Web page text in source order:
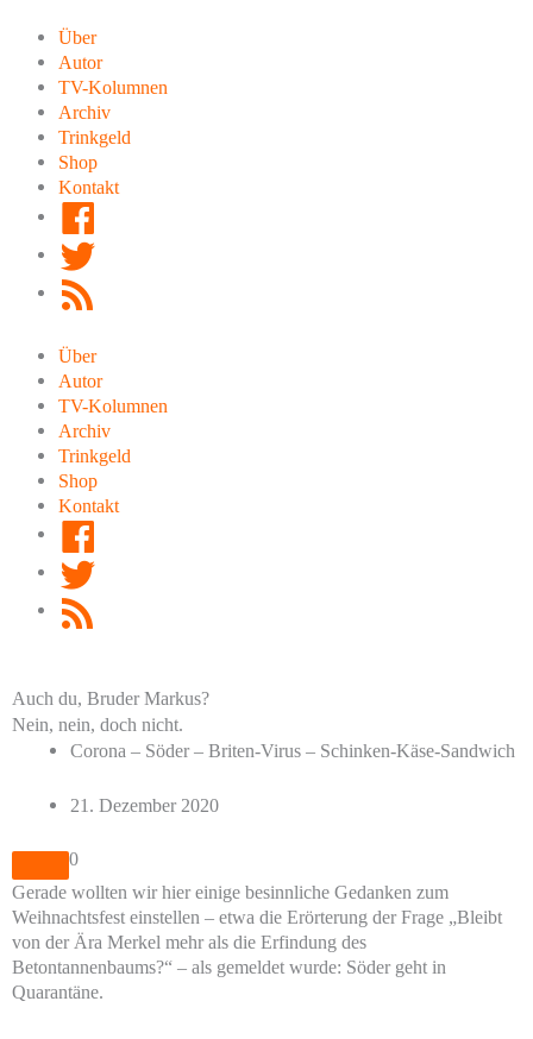
Inhalt
springen
Über
Autor
TV-Kolumnen
Archiv
Trinkgeld
Shop
Kontakt
Über
Autor
TV-Kolumnen
Archiv
Trinkgeld
Shop
Kontakt
Auch du, Bruder Markus?
Nein, nein, doch nicht.
Corona – Söder – Briten-Virus – Schinken-Käse-Sandwich
21. Dezember 2020
0
Gerade wollten wir hier einige besinnliche Gedanken zum
Weihnachtsfest einstellen – etwa die Erörterung der Frage „Bleibt
von der Ära Merkel mehr als die Erfindung des
Betontannenbaums?“ – als gemeldet wurde: Söder geht in
Quarantäne.